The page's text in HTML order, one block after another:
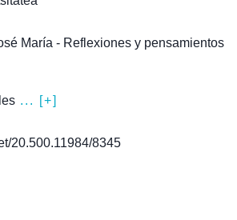
María - Reflexiones y pensamientos
... [+]
20.500.11984/8345